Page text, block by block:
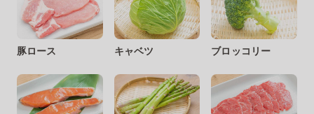
豚ロース キャベツ ブロッコリー